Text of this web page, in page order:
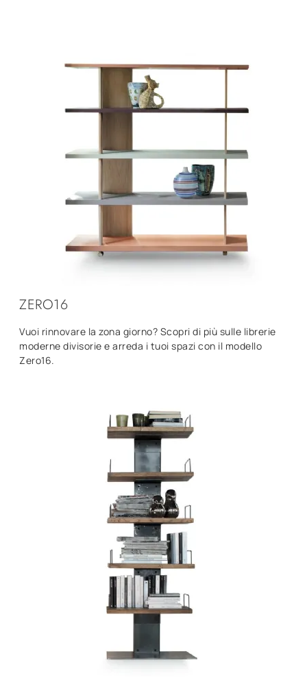
ZERO16
Vuoi rinnovare la zona giorno? Scopri di più sulle librerie
moderne divisorie e arreda i tuoi spazi con il modello
Zero16.